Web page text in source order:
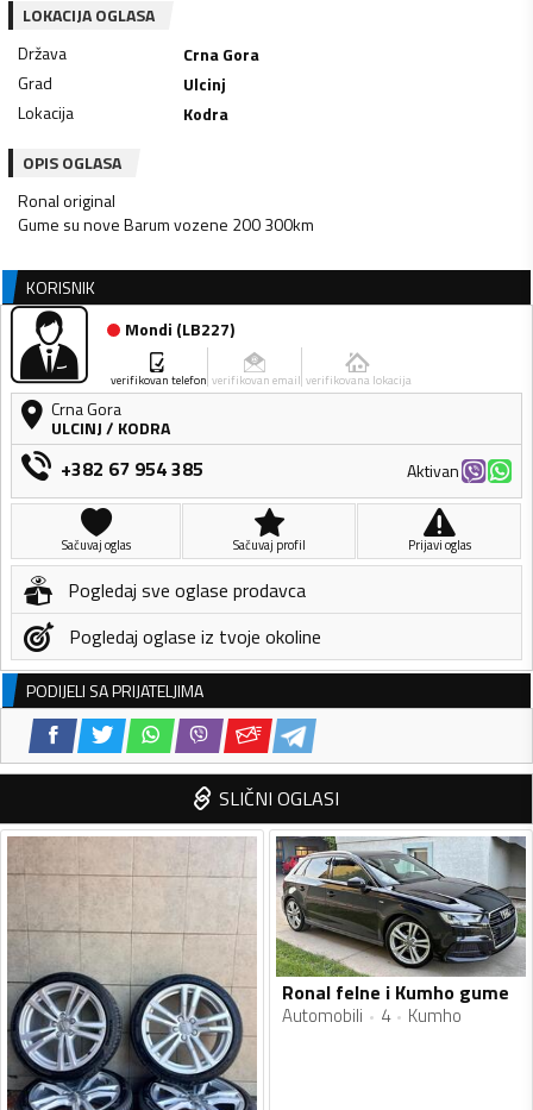
LOKACIJA OGLASA
Država
Crna Gora
Grad
Ulcinj
Lokacija
Kodra
OPIS OGLASA
Ronal original
Gume su nove Barum vozene 200 300km
KORISNIK
Mondi (LB227)
verifikovan telefon verifikovan email verifikovana lokacija
Crna Gora
ULCINJ/ KODRA
+382 67 954 385 Aktivan
Sačuvaj oglas Sačuvaj profil Prijavi oglas
Pogledaj sve oglase prodavca
Pogledaj oglase iz tvoje okoline
PODIJELI SA PRIJATELJIMA
SLIČNI OGLASI
Ronal felne i Kumho gume
Automobili 4 Kumho